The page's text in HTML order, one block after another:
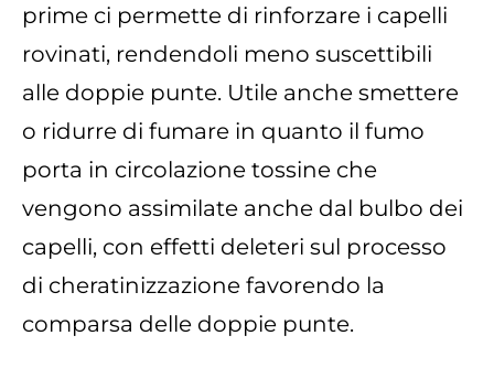
prime ci permette di rinforzare i capelli
rovinati, rendendoli meno suscettibili
alle doppie punte. Utile anche smettere
o ridurre di fumare in quanto il fumo
porta in circolazione tossine che
vengono assimilate anche dal bulbo dei
capelli, con effetti deleteri sul processo
di cheratinizzazione favorendo la
comparsa delle doppie punte.